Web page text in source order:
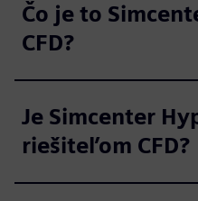
Čo je to
CFD?
Je Simcenter
riešiteľom CFD?